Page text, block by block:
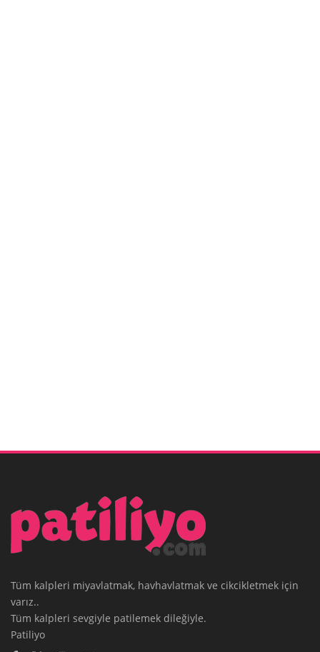
Tüm kalpleri miyavlatmak, havhavlatmak ve cikcikletmek için
varız..
Tüm kalpleri sevgiyle patilemek dileğiyle.
Patiliyo